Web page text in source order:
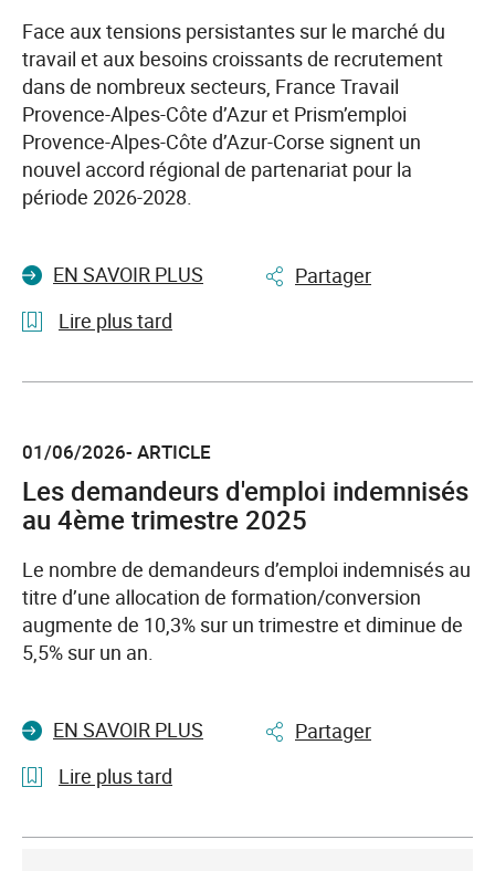
Face aux tensions persistantes sur le marché du
travail et aux besoins croissants de recrutement
dans de nombreux secteurs, France Travail
Provence-Alpes-Côte d’Azur et Prism’emploi
Provence-Alpes-Côte d’Azur-Corse signent un
nouvel accord régional de partenariat pour la
période 2026-2028.
EN SAVOIR PLUS
Partager
Lire plus tard
l'article
Provence-
Alpes-
Côte
et
Prism’emploi
renforcent
leur
favoriser
l’insertion
des
les
01/06/2026- ARTICLE
Les demandeurs d'emploi indemnisés
au 4ème trimestre 2025
Le nombre de demandeurs d’emploi indemnisés au
titre d’une allocation de formation/conversion
augmente de 10,3% sur un trimestre et diminue de
5,5% sur un an.
EN SAVOIR PLUS
Partager
Lire plus tard
l'article